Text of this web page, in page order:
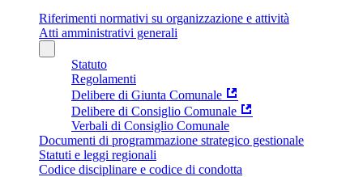
Riferimenti normativi su organizzazione e attività
Atti amministrativi generali
Statuto
Regolamenti
Delibere di Giunta Comunale
Delibere di Consiglio Comunale
Verbali di Consiglio Comunale
Documenti di programmazione strategico gestionale
Statuti e leggi regionali
Codice disciplinare e codice di condotta